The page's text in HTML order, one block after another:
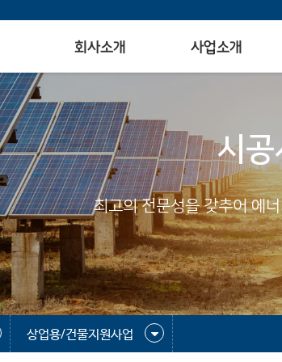
회사소개 사업소개
시
최고의 전문성을 갖추어 에
상업용/건물지원사업